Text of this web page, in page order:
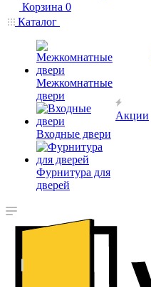
Корзина 0
Каталог
Межкомнатные
двери
Входные двери
Фурнитура для
дверей
Акции